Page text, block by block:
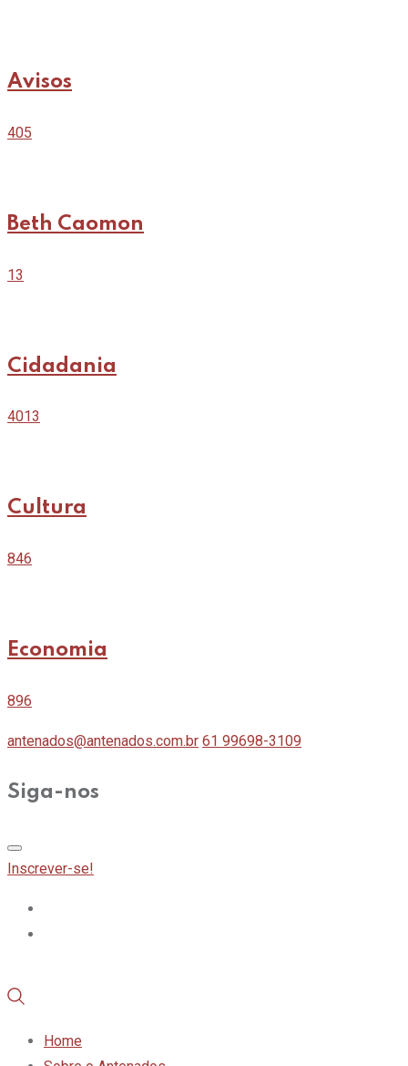
Avisos
405
Beth Caomon
13
Cidadania
4013
Cultura
846
Economia
896
antenados@antenados.com.br 61 99698-3109
Siga-nos
Inscrever-se!
Home